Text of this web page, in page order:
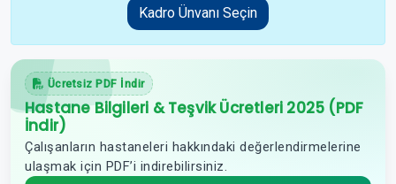
Kadro Ünvanı Seçin
Ücretsiz PDF İndir
Hastane Bilgileri & Teşvik Ücretleri 2025 (PDF
İndir)
Çalışanların hastaneleri hakkındaki değerlendirmelerine
ulaşmak için PDF’i indirebilirsiniz.